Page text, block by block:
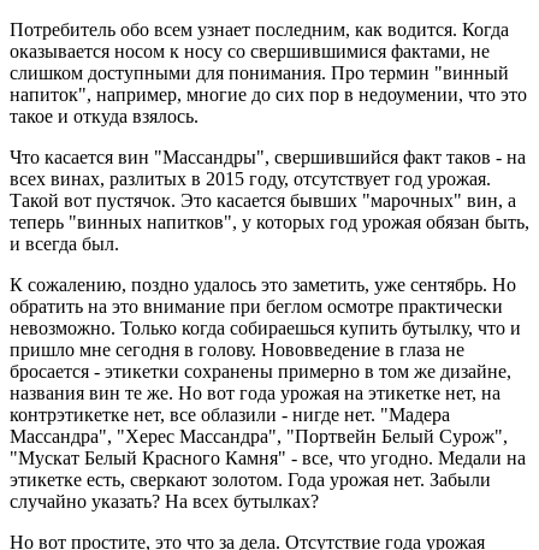
Потребитель обо всем узнает последним, как водится. Когда
оказывается носом к носу со свершившимися фактами, не
слишком доступными для понимания. Про термин "винный
напиток", например, многие до сих пор в недоумении, что это
такое и откуда взялось.
Что касается вин "Массандры", свершившийся факт таков - на
всех винах, разлитых в 2015 году, отсутствует год урожая.
Такой вот пустячок. Это касается бывших "марочных" вин, а
теперь "винных напитков", у которых год урожая обязан быть,
и всегда был.
К сожалению, поздно удалось это заметить, уже сентябрь. Но
обратить на это внимание при беглом осмотре практически
невозможно. Только когда собираешься купить бутылку, что и
пришло мне сегодня в голову. Нововведение в глаза не
бросается - этикетки сохранены примерно в том же дизайне,
названия вин те же. Но вот года урожая на этикетке нет, на
контрэтикетке нет, все облазили - нигде нет. "Мадера
Массандра", "Херес Массандра", "Портвейн Белый Сурож",
"Мускат Белый Красного Камня" - все, что угодно. Медали на
этикетке есть, сверкают золотом. Года урожая нет. Забыли
случайно указать? На всех бутылках?
Но вот простите, это что за дела. Отсутствие года урожая